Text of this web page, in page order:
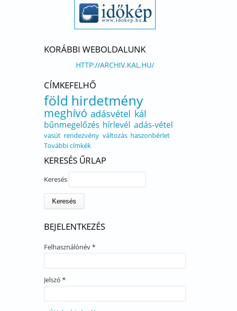
KORÁBBI WEBOLDALUNK
HTTP://ARCHIV.KAL.HU/
CÍMKEFELHŐ
föld hirdetmény
meghívó adásvétel kál
bűnmegelőzés hírlevél adás-vétel
vasút rendezvény változás haszonbérlet
További címkék
KERESÉS ŰRLAP
Keresés
BEJELENTKEZÉS
Felhasználónév*
Jelszó *